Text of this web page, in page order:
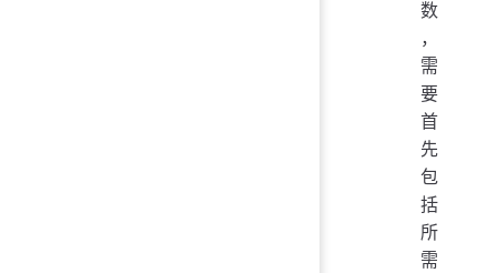
数
，
需
要
首
先
包
括
所
需